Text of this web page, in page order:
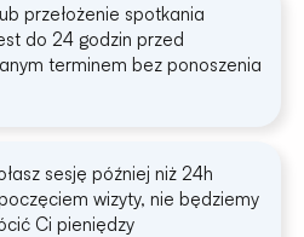
przełożenie spotkania
do 24 godzin przed
terminem bez ponoszenia
sesję później niż 24h
wizyty, nie będziemy
Ci pieniędzy